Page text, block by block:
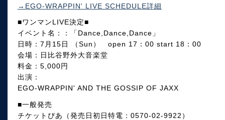
→EGO-WRAPPIN' LIVE SCHEDULE詳細
■ワンマンLIVE決定■
イベント名：：「Dance,Dance,Dance」
日時：7月15日 （Sun） open 17：00 start 18：00
会場：日比谷野外大音楽堂
料金：5,000円
出演：
EGO-WRAPPIN' AND THE GOSSIP OF JAXX
■一般発売
チケットぴあ（発売日初日特電：0570-02-9922）